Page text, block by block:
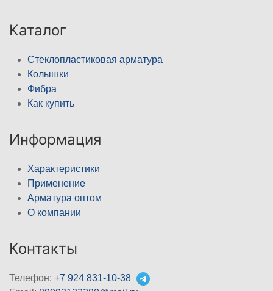
Каталог
Стеклопластиковая арматура
Колышки
Фибра
Как купить
Информация
Характеристики
Применение
Арматура оптом
О компании
Контакты
Телефон: +7 924 831-10-38